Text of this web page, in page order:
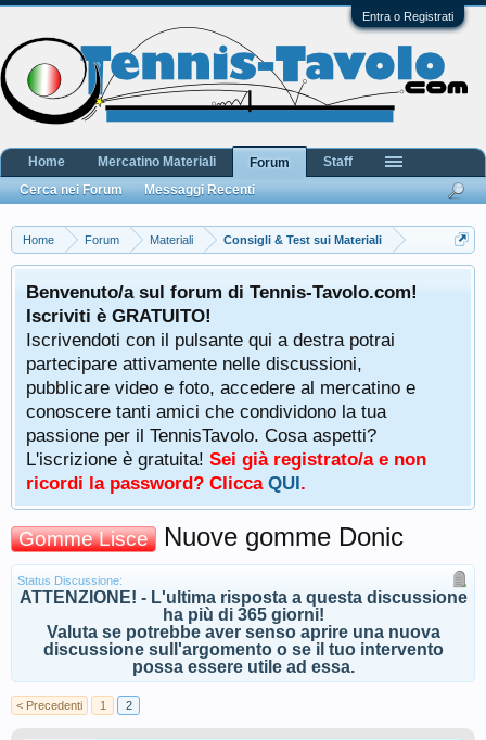
Entra o Registrati
Home Forum Materiali Consigli & Test sui Materiali
Benvenuto/a sul forum di Tennis-Tavolo.com!
Iscriviti è GRATUITO!
Iscrivendoti con il pulsante qui a destra potrai
partecipare attivamente nelle discussioni,
pubblicare video e foto, accedere al mercatino e
conoscere tanti amici che condividono la tua
passione per il TennisTavolo. Cosa aspetti?
L'iscrizione è gratuita! Sei già registrato/a e non
ricordi la password? Clicca QUI.
Gomme Lisce Nuove gomme Donic
Status Discussione:
ATTENZIONE! - L'ultima risposta a questa discussione
ha più di 365 giorni!
Valuta se potrebbe aver senso aprire una nuova
discussione sull'argomento o se il tuo intervento
possa essere utile ad essa.
< Precedenti 1 2
Home Mercatino Materiali
Forum
Cerca nei Forum
Messaggi Recenti
Staff